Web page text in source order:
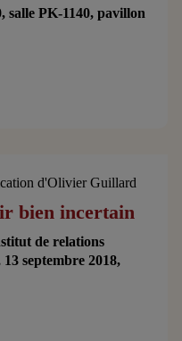
salle PK-1140, pavillon
d'Olivier Guillard
bien incertain
de relations
septembre 2018,